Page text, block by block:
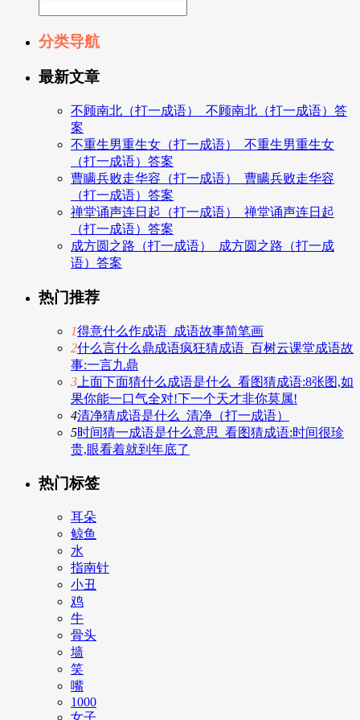
分类导航
最新文章
不顾南北（打一成语）_不顾南北（打一成语）答
案
不重生男重生女（打一成语）_不重生男重生女
（打一成语）答案
曹瞒兵败走华容（打一成语）_曹瞒兵败走华容
（打一成语）答案
禅堂诵声连日起（打一成语）_禅堂诵声连日起
（打一成语）答案
成方圆之路（打一成语）_成方圆之路（打一成
语）答案
热门推荐
1得意什么作成语_成语故事简笔画
2什么言什么鼎成语疯狂猜成语_百树云课堂成语故
事:一言九鼎
3 上面下面猜什么成语是什么_看图猜成语:8张图,如
果你能一口气全对!下一个天才非你莫属!
4清净猜成语是什么_清净（打一成语）
5时间猜一成语是什么意思_看图猜成语:时间很珍
贵,眼看着就到年底了
热门标签
耳朵
鲸鱼
水
指南针
小丑
鸡
牛
骨头
墙
笑
嘴
1000
女子